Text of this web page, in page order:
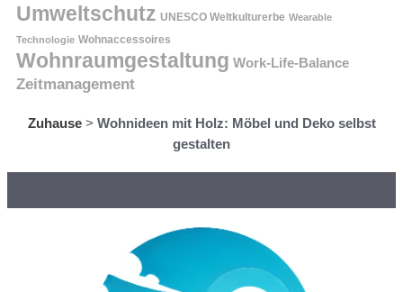
Umweltschutz UNESCO Weltkulturerbe Wearable
Technologie Wohnaccessoires
Wohnraumgestaltung Work-Life-Balance
Zeitmanagement
Zuhause> Wohnideen mit Holz: Möbel und Deko selbst
gestalten